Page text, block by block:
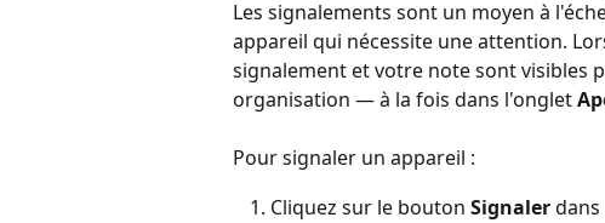
Les signalements sont un moyen à
appareil qui nécessite une attention.
signalement et votre note sont visibles
organisation — à la fois dans l'onglet
Pour signaler un appareil :
Cliquez sur le bouton Signaler